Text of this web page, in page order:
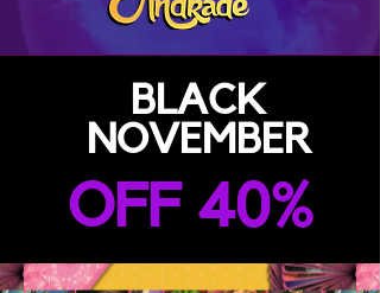
BLACK
NOVEMBER
OFF 40%